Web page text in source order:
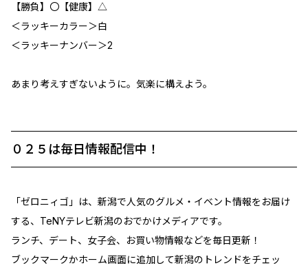
【勝負】〇【健康】△
＜ラッキーカラー＞白
＜ラッキーナンバー＞2
あまり考えすぎないように。気楽に構えよう。
０２５は毎日情報配信中！
「ゼロニィゴ」は、新潟で人気のグルメ・イベント情報をお届け
する、TeNYテレビ新潟のおでかけメディアです。
ランチ、デート、女子会、お買い物情報などを毎日更新！
ブックマークかホーム画面に追加して新潟のトレンドをチェッ